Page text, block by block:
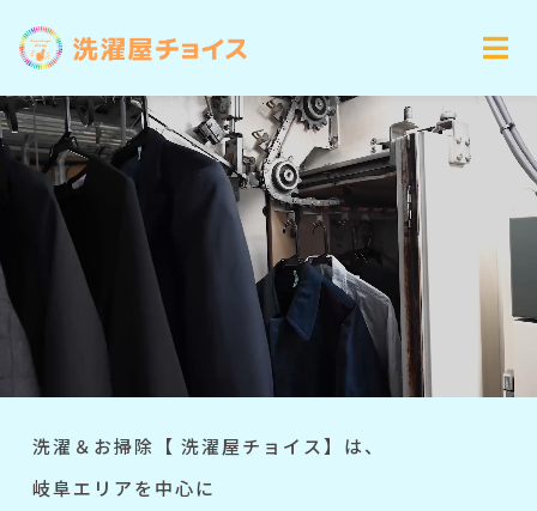
洗濯＆お掃除【 洗濯屋チョイス】は、
岐阜エリアを中心に